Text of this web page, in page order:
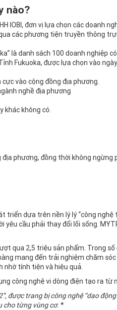
nào?
IOBI, đơn vị lựa chọn các doanh
các phương tiện truyền thông
là danh sách 100 doanh
Fukuoka, được lựa chọn vào
vào cộng đồng địa phương.
nghề địa phương
khác không có.
phương, đồng thời không
dựa trên nền lý lý “công
cầu phải thay đổi lối sống.
qua 2,5 triệu sản phẩm. Trong
mang đến trải nghiệm chăm
tính tiện và hiệu quả.
công nghệ vi dòng điện tạo
được trang bị công nghệ “dao
cho từng vùng cơ. *